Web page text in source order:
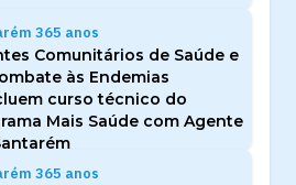
365 anos
Comunitários de Saúde e
às Endemias
curso técnico do
Mais Saúde com Agente
365 anos